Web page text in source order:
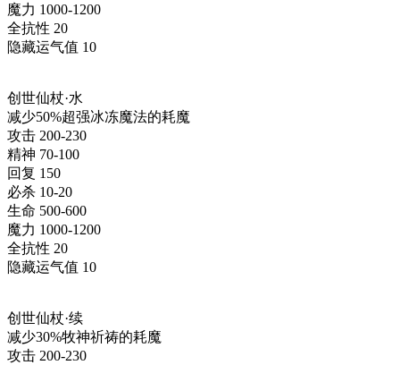
魔力 1000-1200
全抗性 20
隐藏运气值 10
创世仙杖·水
减少50%超强冰冻魔法的耗魔
攻击 200-230
精神 70-100
回复 150
必杀 10-20
生命 500-600
魔力 1000-1200
全抗性 20
隐藏运气值 10
创世仙杖·续
减少30%牧神祈祷的耗魔
攻击 200-230